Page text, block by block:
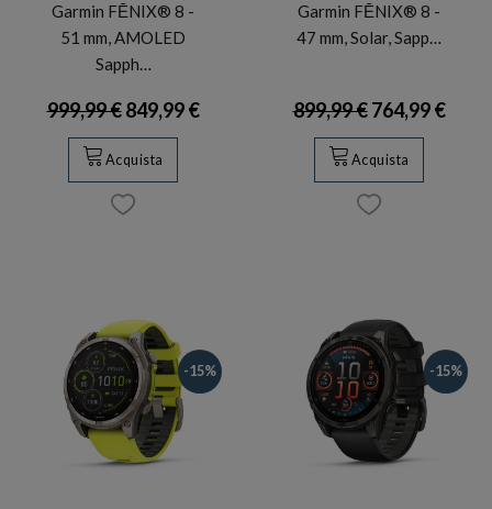
Garmin FĒNIX® 8 -
51 mm, AMOLED
Sapph…
999,99 €849,99 €
Acquista
Garmin FĒNIX® 8 -
47 mm, Solar, Sapp…
899,99 €764,99 €
Acquista
-15% -15%